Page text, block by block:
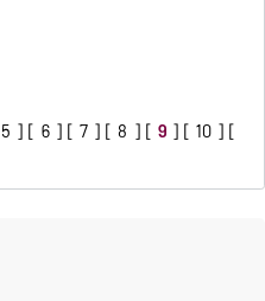
5 ] [ 6 ] [ 7 ] [ 8 ] [ 9 ] [ 10 ] [